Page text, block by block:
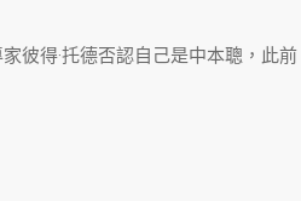
彼得·托德否認自己是中本聰，此